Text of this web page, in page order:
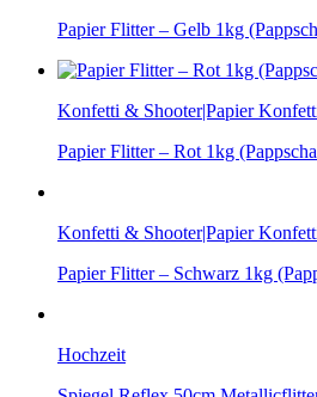
Papier Flitter – Gelb 1kg
Konfetti & Shooter|Papier
Papier Flitter – Rot 1kg
Konfetti & Shooter|Papier
Papier Flitter – Schwarz 1kg
Hochzeit